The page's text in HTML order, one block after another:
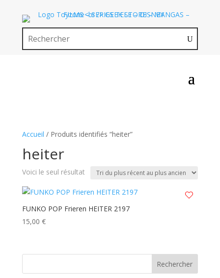
Accueil / Produits identifiés “heiter”
heiter
Voici le seul résultat
FUNKO POP Frieren HEITER 2197
15,00 €